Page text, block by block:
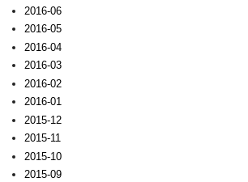
2016-06
2016-05
2016-04
2016-03
2016-02
2016-01
2015-12
2015-11
2015-10
2015-09